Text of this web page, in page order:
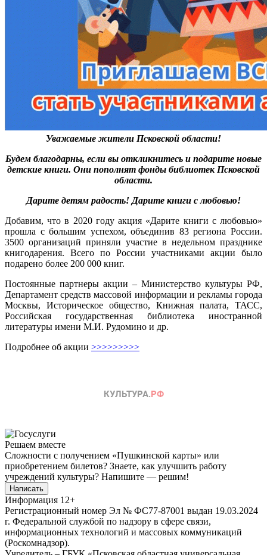
Уважаемые жители Псковской области!
Будем благодарны, если вы откликнитесь и подарите новые
детские книги. Они пополнят фонды библиотек Псковской
области.
Дарите детям радость! Дарите книги с любовью!
Добавим, что в 2020 году акция «Дарите книги с любовью»
прошла с большим успехом, объединив 83 региона России.
3500 организаций приняли участие в недельном празднике
книгодарения. Всего по России участниками акции было
подарено более 200 000 книг.
Постоянные партнеры акции – Министерство культуры РФ,
Департамент средств массовой информации и рекламы города
Москвы, Историческое общество, Книжная палата, ТАСС,
Российская государственная библиотека иностранной
литературы имени М.И. Рудомино и др.
Подробнее об акции >>>>>>>>>
Решаем вместе
Сложности с получением «Пушкинской карты» или
приобретением билетов? Знаете, как улучшить работу
учреждений культуры? Напишите — решим!
Написать
Информация 12+
Регистрационный номер Эл № ФС77-87001 выдан 19.03.2024
г. Федеральной службой по надзору в сфере связи,
информационных технологий и массовых коммуникаций
(Роскомнадзор).